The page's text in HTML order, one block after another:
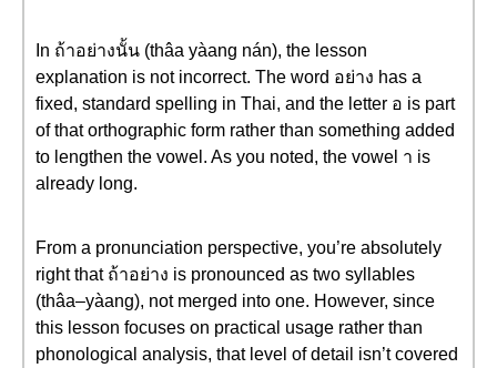
In ถ้าอย่างนั้น (thâa yàang nán), the lesson
explanation is not incorrect. The word อย่าง has a
fixed, standard spelling in Thai, and the letter อ is part
of that orthographic form rather than something added
to lengthen the vowel. As you noted, the vowel า is
already long.
From a pronunciation perspective, you’re absolutely
right that ถ้าอย่าง is pronounced as two syllables
(thâa–yàang), not merged into one. However, since
this lesson focuses on practical usage rather than
phonological analysis, that level of detail isn’t covered